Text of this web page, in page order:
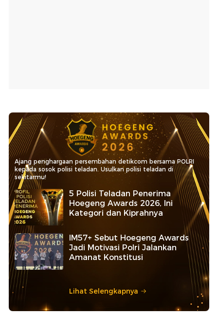
Ajang penghargaan persembahan detikcom bersama POLRI
kepada sosok polisi teladan. Usulkan polisi teladan di
sekitarmu!
5 Polisi Teladan Penerima
Hoegeng Awards 2026, Ini
Kategori dan Kiprahnya
IM57+ Sebut Hoegeng Awards
Jadi Motivasi Polri Jalankan
Amanat Konstitusi
Lihat Selengkapnya